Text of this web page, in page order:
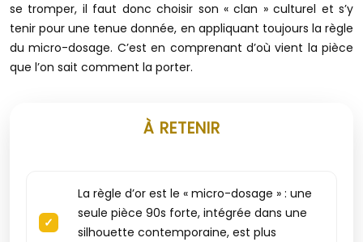
se tromper, il faut donc choisir son « clan » culturel et s’y
tenir pour une tenue donnée, en appliquant toujours la règle
du micro-dosage. C’est en comprenant d’où vient la pièce
que l’on sait comment la porter.
À RETENIR
La règle d’or est le « micro-dosage » : une
seule pièce 90s forte, intégrée dans une
silhouette contemporaine, est plus